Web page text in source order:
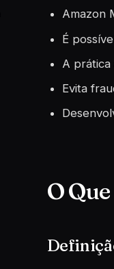
Amazon
É
A prática
Evita
O